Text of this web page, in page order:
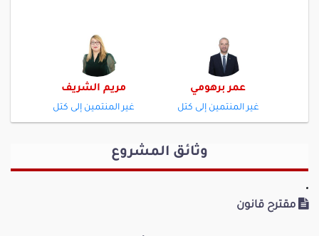
عمر برهومي
غير المنتمين إلى كتل
مريم الشريف
غير المنتمين إلى كتل
ظافر الصغيري
وثائق المشروع
مقترح قانون